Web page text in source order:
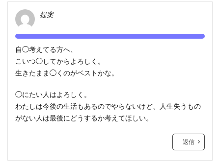
提案
自◯考えてる方へ、
こいつ◯してからよろしく。
生きたまま◯くのがベストかな。
◯にたい人はよろしく。
わたしは今後の生活もあるのでやらないけど、人生失うもの
がない人は最後にどうするか考えてほしい。
返信